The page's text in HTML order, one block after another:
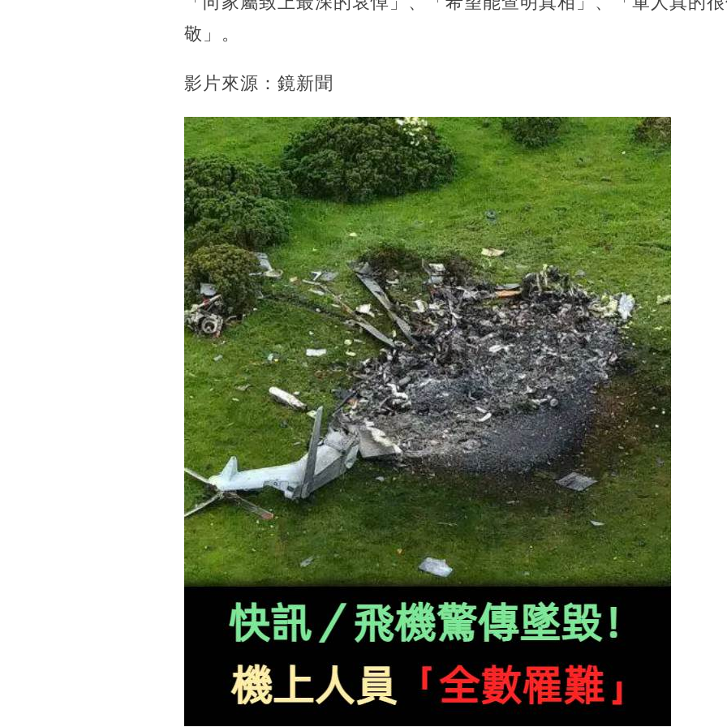
敬」。
影片來源：鏡新聞